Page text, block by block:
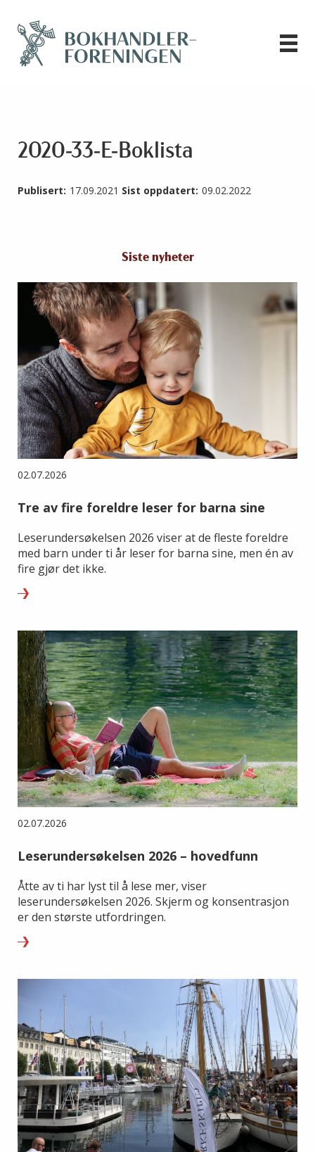
2020-33-E-Boklista
Publisert: 17.09.2021 Sist oppdatert: 09.02.2022
Siste nyheter
02.07.2026
Tre av fire foreldre leser for barna sine
Leserundersøkelsen 2026 viser at de fleste foreldre
med barn under ti år leser for barna sine, men én av
fire gjør det ikke.
02.07.2026
Leserundersøkelsen 2026 – hovedfunn
Åtte av ti har lyst til å lese mer, viser
leserundersøkelsen 2026. Skjerm og konsentrasjon
er den største utfordringen.